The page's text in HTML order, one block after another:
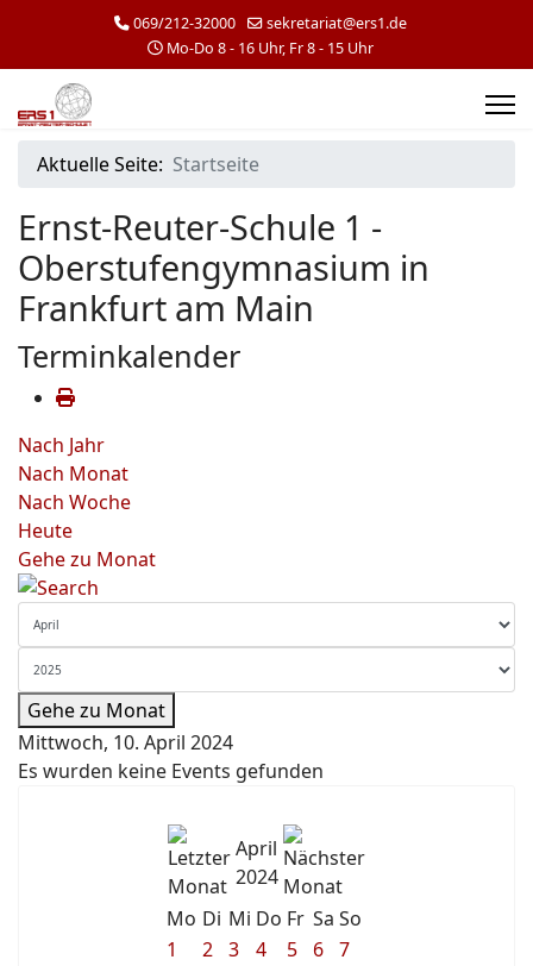
069/212-32000
sekretariat@ers1.de
Mo-Do 8 - 16 Uhr, Fr 8 - 15 Uhr
Aktuelle Seite: Startseite
Ernst-Reuter-Schule 1 -
Oberstufengymnasium in
Frankfurt am Main
Terminkalender
Nach Jahr
Nach Monat
Nach Woche
Heute
Gehe zu Monat
Gehe zu Monat
Mittwoch, 10. April 2024
Es wurden keine Events gefunden
April
2024
Mo Di Mi Do Fr Sa So
1
2 3 4 5 6 7